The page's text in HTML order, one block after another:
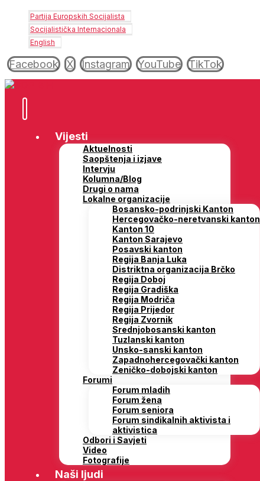
Partija Europskih Socijalista
Socijalistička Internacionala
English
Facebook X Instagram YouTube TikTok
Vijesti
Aktuelnosti
Saopštenja i izjave
Intervju
Kolumna/Blog
Drugi o nama
Lokalne organizacije
Bosansko-podrinjski Kanton
Hercegovačko-neretvanski kanton
Kanton 10
Kanton Sarajevo
Posavski kanton
Regija Banja Luka
Distriktna organizacija Brčko
Regija Doboj
Regija Gradiška
Regija Modriča
Regija Prijedor
Regija Zvornik
Srednjobosanski kanton
Tuzlanski kanton
Unsko-sanski kanton
Zapadnohercegovački kanton
Zeničko-dobojski kanton
Forumi
Forum mladih
Forum žena
Forum seniora
Forum sindikalnih aktivista i
aktivistica
Odbori i Savjeti
Video
Fotografije
Naši ljudi